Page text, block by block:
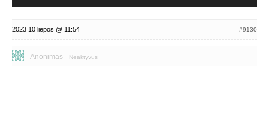
2023 10 liepos @ 11:54 #9130
Anonimas Neaktyvus